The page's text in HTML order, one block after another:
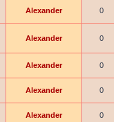
Alexander 0
Alexander 0
Alexander 0
Alexander 0
Alexander 0